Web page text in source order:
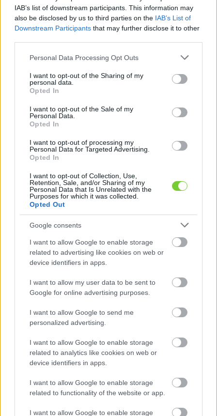
IAB’s list of downstream participants. This information may
also be disclosed by us to third parties on the IAB’s List of
Downstream Participants that may further disclose it to other
Please note that this website/app uses one or more Google
not limited to your visit or usage behaviour. You may click to
grant or deny consent to Google and its third-party tags to
use your data for below specified purposes in below Google
consent section.
Personal Data Processing Opt Outs
I want to opt-out of the Sharing of my
personal data.
Opted In
I want to opt-out of the Sale of my
Personal Data.
Opted In
I want to opt-out of processing my
Personal Data for Targeted Advertising.
Opted In
I want to opt-out of Collection, Use,
Retention, Sale, and/or Sharing of my
Personal Data that Is Unrelated with the
Purposes for which it was collected.
Opted Out
Google consents
I want to allow Google to enable storage
related to advertising like cookies on web or
device identifiers in apps.
I want to allow my user data to be sent to
Google for online advertising purposes.
I want to allow Google to send me
personalized advertising.
I want to allow Google to enable storage
related to analytics like cookies on web or
device identifiers in apps.
I want to allow Google to enable storage
related to functionality of the website or app.
I want to allow Google to enable storage
Felhasználónév
Jelszó
Elfelejtette jelszavát?
Bejelentkezés
faiskola.hu
Kertészeti, kerti termékek és szolgáltatások térképes
KERTÉSZ ÉS KERTÉSZET REGISZTRÁCIÓ
7
7
13
10
16
12
6
4
5
2
3
2
2
7
10
16
12
4
2
2
2